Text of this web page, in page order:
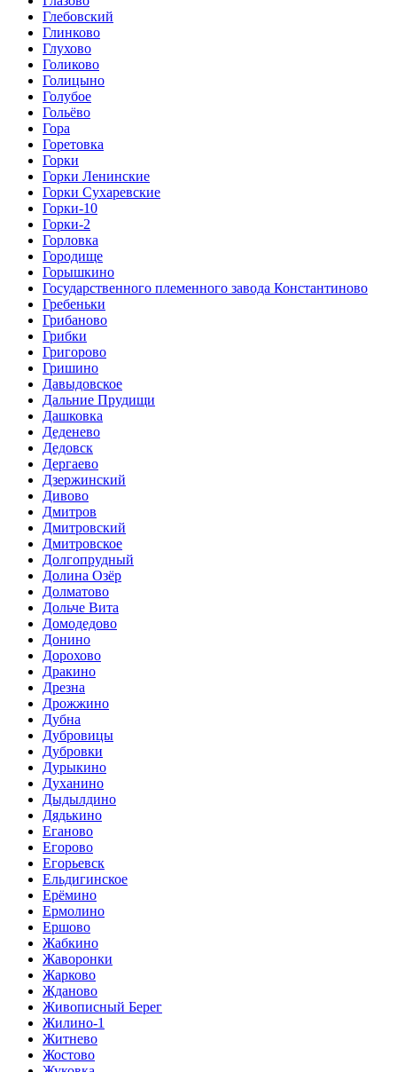
Глебовский
Глинково
Глухово
Голиково
Голицыно
Голубое
Гольёво
Гора
Горетовка
Горки
Горки Ленинские
Горки Сухаревские
Горки-10
Горки-2
Горловка
Городище
Горышкино
Государственного племенного завода Константиново
Гребеньки
Грибаново
Грибки
Григорово
Гришино
Давыдовское
Дальние Прудищи
Дашковка
Деденево
Дедовск
Дергаево
Дзержинский
Дивово
Дмитров
Дмитровский
Дмитровское
Долгопрудный
Долина Озёр
Долматово
Дольче Вита
Домодедово
Донино
Дорохово
Дракино
Дрезна
Дрожжино
Дубна
Дубровицы
Дубровки
Дурыкино
Духанино
Дыдылдино
Дядькино
Еганово
Егорово
Егорьевск
Ельдигинское
Ерёмино
Ермолино
Ершово
Жабкино
Жаворонки
Жарково
Жданово
Живописный Берег
Жилино-1
Житнево
Жостово